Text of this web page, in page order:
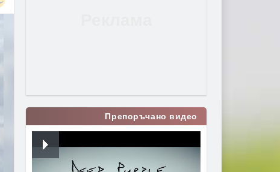
Препоръчано видео